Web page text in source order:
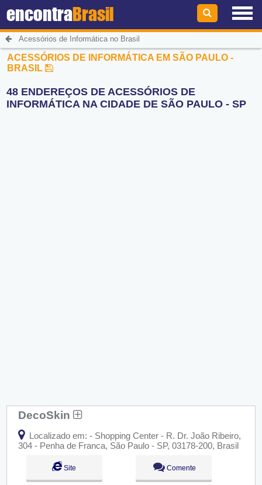
encontraBrasil
Acessórios de Informática no Brasil
ACESSÓRIOS DE INFORMÁTICA EM SÃO PAULO -
BRASIL
48 ENDEREÇOS DE ACESSÓRIOS DE
INFORMÁTICA NA CIDADE DE SÃO PAULO - SP
DecoSkin
Localizado em: - Shopping Center - R. Dr. João Ribeiro,
304 - Penha de Franca, São Paulo - SP, 03178-200, Brasil
Site Comente